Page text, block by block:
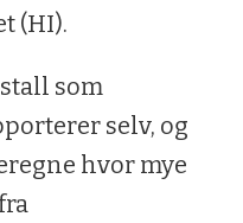
(HI).
som
selv, og
hvor mye